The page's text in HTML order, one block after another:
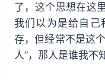
了，这个思想在这
我们以为是给自己
存，但经常不是这
人”，那人是谁我不